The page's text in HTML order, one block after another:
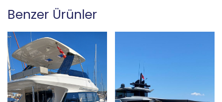
Benzer Ürünler